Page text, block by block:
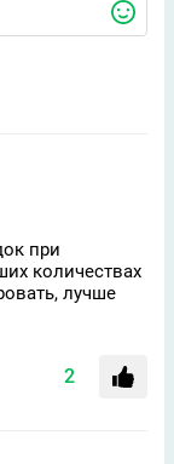
при
количествах
лучше
2